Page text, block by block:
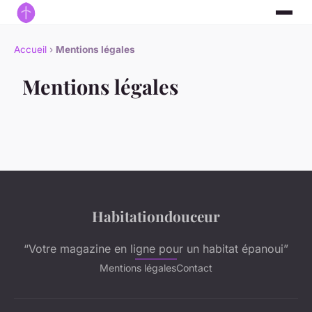
Accueil › Mentions légales
Mentions légales
Habitationdouceur
“Votre magazine en ligne pour un habitat épanoui”
Mentions légalesContact